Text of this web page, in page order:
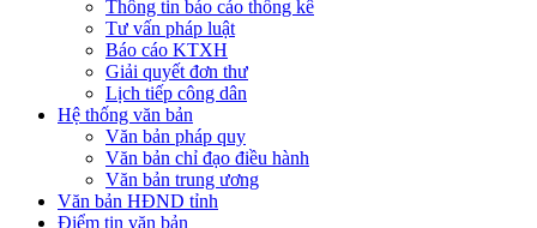
Thông tin báo cáo thống kê
Tư vấn pháp luật
Báo cáo KTXH
Giải quyết đơn thư
Lịch tiếp công dân
Hệ thống văn bản
Văn bản pháp quy
Văn bản chỉ đạo điều hành
Văn bản trung ương
Văn bản HĐND tỉnh
Điểm tin văn bản